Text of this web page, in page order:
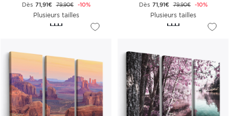
Dès 71,91€ 79,90€ -10%
Plusieurs tailles
Dès 71,91€ 79,90€ -10%
Plusieurs tailles